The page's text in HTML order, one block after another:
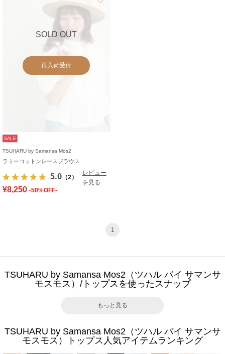
SOLD OUT
再入荷受付
SALE
TSUHARU by Samansa Mos2
ラミーコットンレースブラウス
5.0 （2）
レビュー
を見る
¥8,250 -50%OFF-
1
TSUHARU by Samansa Mos2（ツハル バイ サマンサ
モスモス）/トップスを使ったスナップ
もっと見る
TSUHARU by Samansa Mos2（ツハル バイ サマンサ
モスモス）トップス人気アイテムランキング